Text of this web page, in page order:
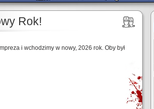
Rok!
i wchodzimy w nowy, 2026 rok. Oby był